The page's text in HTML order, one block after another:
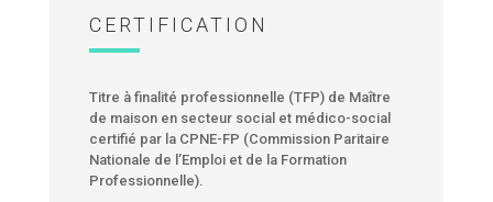
CERTIFICATION
Titre à finalité professionnelle (TFP) de Maître
de maison en secteur social et médico-social
certifié par la CPNE-FP (Commission Paritaire
Nationale de l’Emploi et de la Formation
Professionnelle).